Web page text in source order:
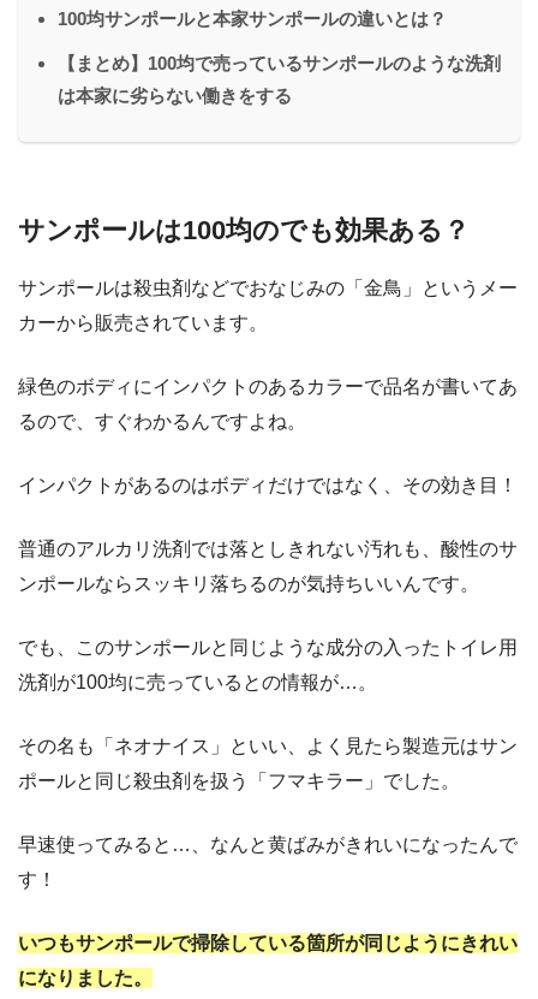
100均サンポールと本家サンポールの違いとは？
【まとめ】100均で売っているサンポールのような洗剤
は本家に劣らない働きをする
サンポールは100均のでも効果ある？
サンポールは殺虫剤などでおなじみの「金鳥」というメー
カーから販売されています。
緑色のボディにインパクトのあるカラーで品名が書いてあ
るので、すぐわかるんですよね。
インパクトがあるのはボディだけではなく、その効き目！
普通のアルカリ洗剤では落としきれない汚れも、酸性のサ
ンポールならスッキリ落ちるのが気持ちいいんです。
でも、このサンポールと同じような成分の入ったトイレ用
洗剤が100均に売っているとの情報が…。
その名も「ネオナイス」といい、よく見たら製造元はサン
ポールと同じ殺虫剤を扱う「フマキラー」でした。
早速使ってみると…、なんと黄ばみがきれいになったんで
す！
いつもサンポールで掃除している箇所が同じようにきれい
になりました。